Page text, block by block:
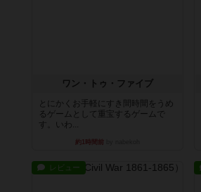
ワン・トゥ・ファイブ
とにかくお手軽にすき間時間をうめ
るゲームとして重宝するゲームで
す。いわ...
約1時間前
レビュー